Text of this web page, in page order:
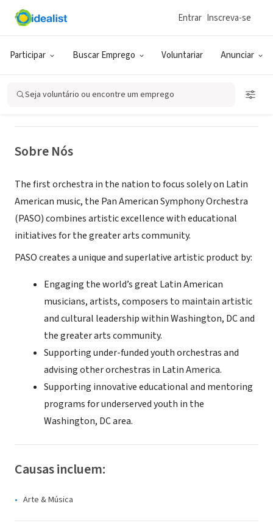
Participar Buscar Emprego Voluntariar Anunciar
Entrar Inscreva-se
Seja voluntário ou encontre um emprego
ONG (SETOR SOCIAL)
Pan American Symphony Orchestra
Sobre Nós
The first orchestra in the nation to focus solely on Latin
American music, the Pan American Symphony Orchestra
(PASO) combines artistic excellence with educational
initiatives for the greater arts community.
PASO creates a unique and superlative artistic product by:
Engaging the world’s great Latin American
musicians, artists, composers to maintain artistic
and cultural leadership within Washington, DC and
the greater arts community.
Supporting under-funded youth orchestras and
advising other orchestras in Latin America.
Supporting innovative educational and mentoring
programs for underserved youth in the
Washington, DC area.
Causas incluem:
Arte & Música